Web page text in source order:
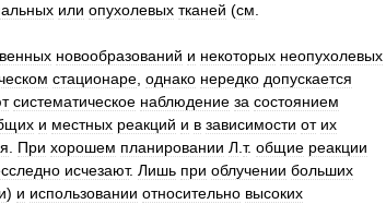
или опухолевых тканей (см
новообразований и некоторых неопухолевых
стационаре однако нередко допускается
систематическое наблюдение за состоянием
и местных реакций и в зависимости от их
При хорошем планировании Л т. общие реакции
исчезают. Лишь при облучении больших
) и использовании относительно высоких